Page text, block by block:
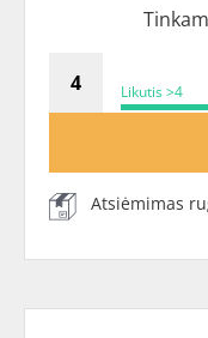
Likutis >4
Atsiėmimas